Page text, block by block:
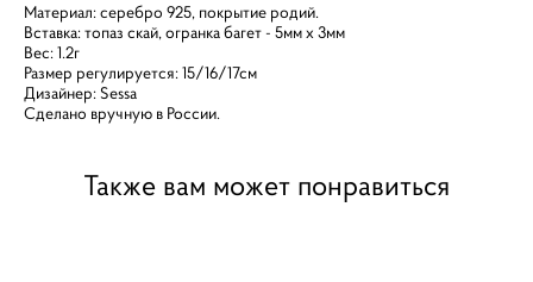
Материал: серебро 925, покрытие родий.
Вставка: топаз скай, огранка багет - 5мм х 3мм
Вес: 1.2г
Размер регулируется: 15/16/17см
Дизайнер: Sessa
Сделано вручную в России.
Также вам может понравиться